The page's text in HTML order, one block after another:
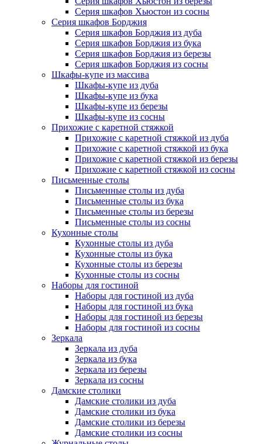
Серия шкафов Хьюстон из сосны
Серия шкафов Борджия
Серия шкафов Борджия из дуба
Серия шкафов Борджия из бука
Серия шкафов Борджия из березы
Серия шкафов Борджия из сосны
Шкафы-купе из массива
Шкафы-купе из дуба
Шкафы-купе из бука
Шкафы-купе из березы
Шкафы-купе из сосны
Прихожие с каретной стяжкой
Прихожие с каретной стяжкой из дуба
Прихожие с каретной стяжкой из бука
Прихожие с каретной стяжкой из березы
Прихожие с каретной стяжкой из сосны
Письменные столы
Письменные столы из дуба
Письменные столы из бука
Письменные столы из березы
Письменные столы из сосны
Кухонные столы
Кухонные столы из дуба
Кухонные столы из бука
Кухонные столы из березы
Кухонные столы из сосны
Наборы для гостиной
Наборы для гостиной из дуба
Наборы для гостиной из бука
Наборы для гостиной из березы
Наборы для гостиной из сосны
Зеркала
Зеркала из дуба
Зеркала из бука
Зеркала из березы
Зеркала из сосны
Дамские столики
Дамские столики из дуба
Дамские столики из бука
Дамские столики из березы
Дамские столики из сосны